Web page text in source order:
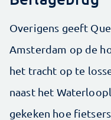
Overigens geeft
Amsterdam op de
het tracht op te
naast het
gekeken hoe